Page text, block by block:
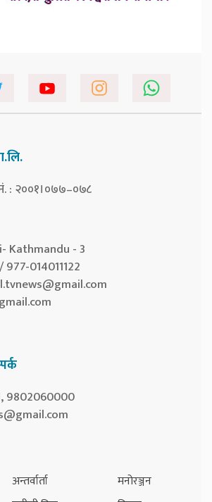
: २००१।०७७–०७८
Kathmandu - 3
014011122
9802060000
अन्तर्वार्ता
मनोरञ्जन